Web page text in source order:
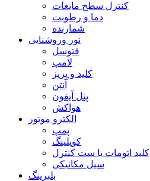
کنترل سطح مایعات
دما و رطوبت
شمارنده
نور وروشنایی
فتوسل
لامپ
کلید و پریز
آنتن
پنل آیفون
هواکش
الکترو موتور
پمپ
کوپلینگ
کلید اتومات یا ست کنترل
سیل مکانیکی
بلبرینگ